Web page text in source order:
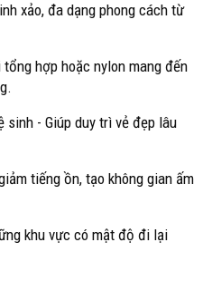
xảo, đa dạng phong cách từ
hợp hoặc nylon mang đến
sinh - Giúp duy trì vẻ đẹp lâu
tiếng ồn, tạo không gian ấm
khu vực có mật độ đi lại